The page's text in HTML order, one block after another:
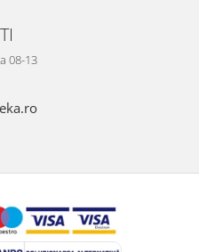
08-13